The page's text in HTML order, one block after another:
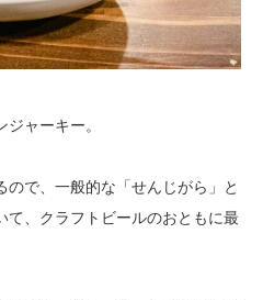
ャーキー。
で、一般的な「せんじがら」と
て、クラフトビールのおともに最